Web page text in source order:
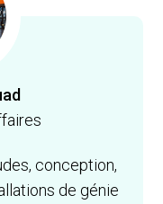
conception,
de génie